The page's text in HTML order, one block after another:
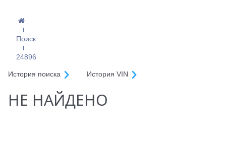
Поиск
24896
История поиска История VIN
НЕ НАЙДЕНО